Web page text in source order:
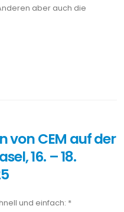
aber auch die
von CEM auf der
16. – 18.
und einfach: *